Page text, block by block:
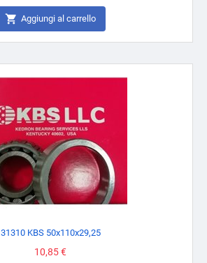
 Aggiungi al carrello
31310 KBS 50x110x29,25
Prezzo
10,85 €